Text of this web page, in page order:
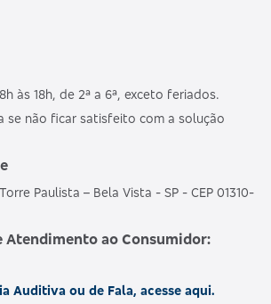
às 18h, de 2ª a 6ª, exceto feriados.
se não ficar satisfeito com a solução
Paulista – Bela Vista - SP - CEP 01310-
Atendimento ao Consumidor:
Auditiva ou de Fala, acesse aqui.